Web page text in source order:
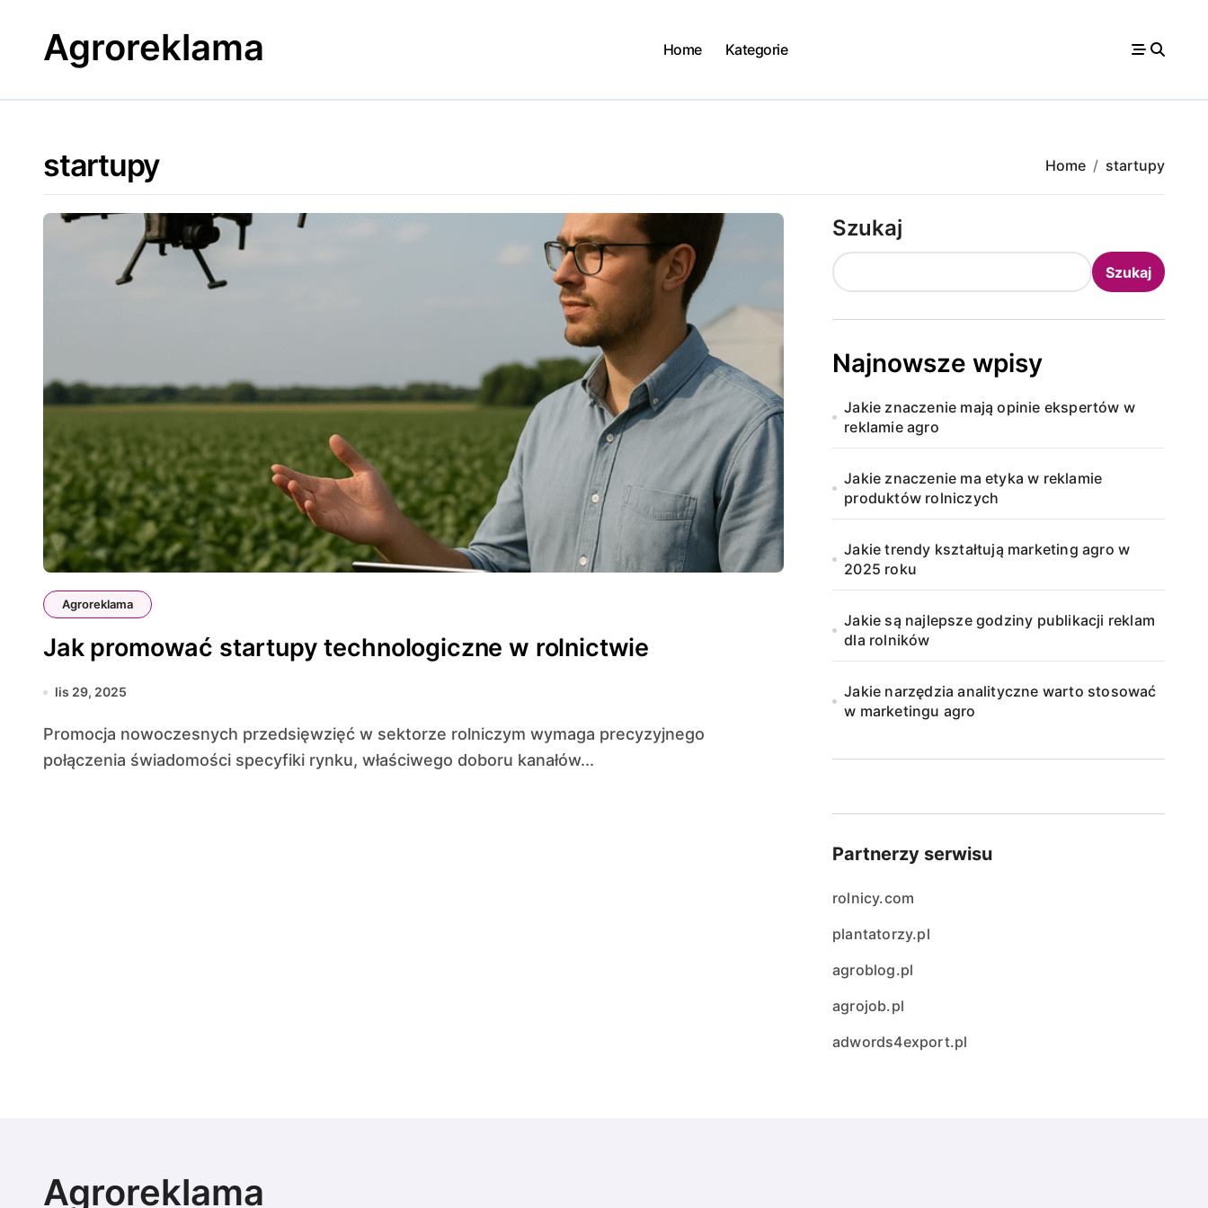
contentAgroreklama Home Kategorie
startupy Home startupy
Agroreklama
Jak promować startupy technologiczne w rolnictwie
lis 29, 2025
Promocja nowoczesnych przedsięwzięć w sektorze rolniczym wymaga precyzyjnego
połączenia świadomości specyfiki rynku, właściwego doboru kanałów...
Szukaj
Szukaj
Najnowsze wpisy
Jakie znaczenie mają opinie ekspertów w
reklamie agro
Jakie znaczenie ma etyka w reklamie
produktów rolniczych
Jakie trendy kształtują marketing agro w
2025 roku
Jakie są najlepsze godziny publikacji reklam
dla rolników
Jakie narzędzia analityczne warto stosować
w marketingu agro
Partnerzy serwisu
rolnicy.com
plantatorzy.pl
agroblog.pl
agrojob.pl
adwords4export.pl
Agroreklama